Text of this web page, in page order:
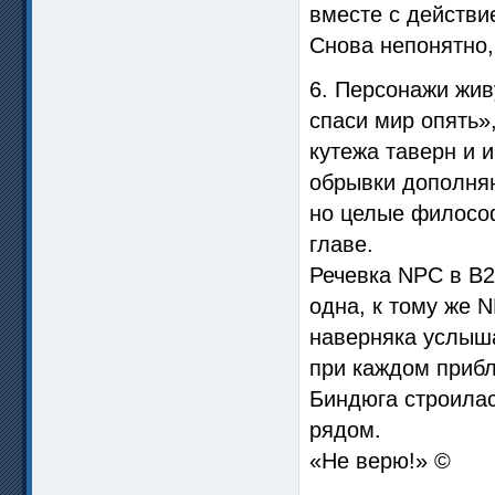
вместе с
Снова
6. Персонажи
спаси мир
кутежа таверн и
обрывки
но целые
главе.
Речевка NPC в
одна, к тому же
наверняка
при каждом
Биндюга
рядом.
«Не верю!» ©